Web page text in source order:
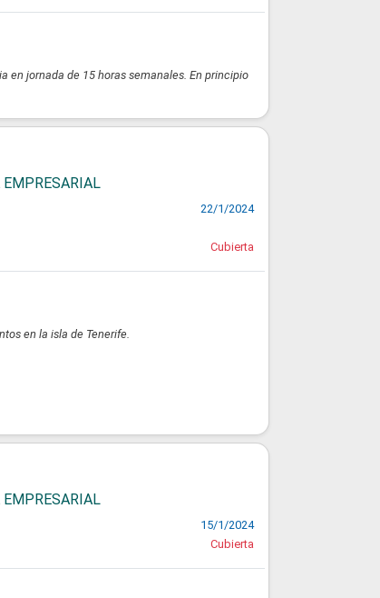
en jornada de 15 horas semanales. En principio
22/1/2024
Cubierta
en la isla de Tenerife.
15/1/2024
Cubierta